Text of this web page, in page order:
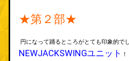
★第２部★
円になって踊るところがとても印象的で
NEWJACKSWINGユニット ！